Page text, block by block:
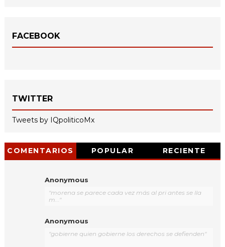
FACEBOOK
TWITTER
Tweets by IQpoliticoMx
COMENTARIOS POPULAR RECIENTE
Anonymous
"morena se parece cada vez más al pri antes se lla
m..."
Anonymous
"gobierne quien gobierne los derechos se defienden"